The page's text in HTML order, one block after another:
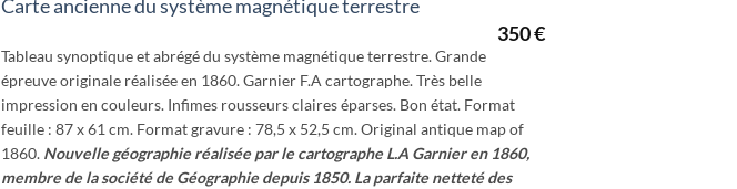
Carte ancienne du système magnétique terrestre
350€
Tableau synoptique et abrégé du système magnétique terrestre. Grande
épreuve originale réalisée en 1860. Garnier F.A cartographe. Très belle
impression en couleurs. Infimes rousseurs claires éparses. Bon état. Format
feuille : 87 x 61 cm. Format gravure : 78,5 x 52,5 cm. Original antique map of
1860. Nouvelle géographie réalisée par le cartographe L.A Garnier en 1860,
membre de la société de Géographie depuis 1850. La parfaite netteté des